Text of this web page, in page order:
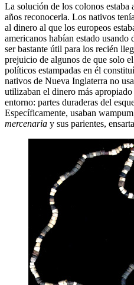
La solución de los colonos estaba
años reconocerla. Los nativos
al dinero al que los europeos
americanos habían estado
ser bastante útil para los recién
prejuicio de algunos de que solo
políticos estampadas en él
nativos de Nueva Inglaterra no
utilizaban el dinero más
entorno: partes duraderas del
Específicamente, usaban
mercenaria y sus parientes,